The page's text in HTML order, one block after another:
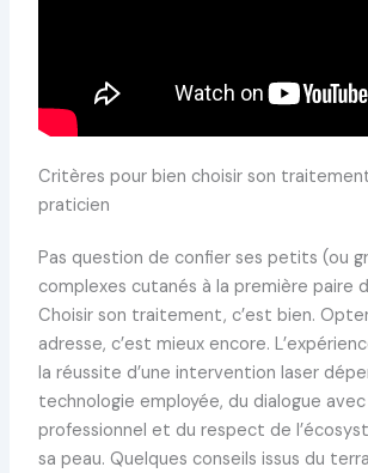
Critères pour bien choisir son
praticien
Pas question de confier ses petits (ou
complexes cutanés à la première paire
Choisir son traitement, c’est bien.
adresse, c’est mieux encore.
la réussite d’une intervention laser
technologie employée, du dialogue
professionnel et du respect de
sa peau. Quelques conseils issus du